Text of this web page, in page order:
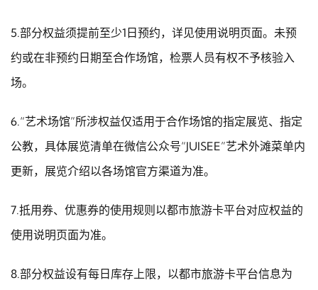
5.部分权益须提前至少1日预约，详见使用说明页面。未预
约或在非预约日期至合作场馆，检票人员有权不予核验入
场。
6.“艺术场馆”所涉权益仅适用于合作场馆的指定展览、指定
公教，具体展览清单在微信公众号“JUISEE”艺术外滩菜单内
更新，展览介绍以各场馆官方渠道为准。
7.抵用券、优惠券的使用规则以都市旅游卡平台对应权益的
使用说明页面为准。
8.部分权益设有每日库存上限，以都市旅游卡平台信息为